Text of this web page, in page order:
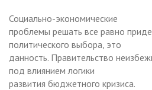
Социально-экономические
проблемы решать все равно
политического выбора, это
данность. Правительство
под влиянием логики
развития бюджетного кризиса.